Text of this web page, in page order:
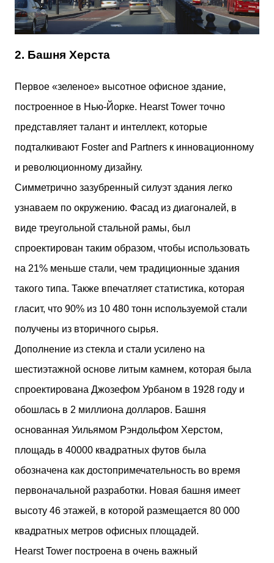
2. Башня Херста
Первое «зеленое» высотное офисное здание,
построенное в Нью-Йорке. Hearst Tower точно
представляет талант и интеллект, которые
подталкивают Foster and Partners к инновационному
и революционному дизайну.
Симметрично зазубренный силуэт здания легко
узнаваем по окружению. Фасад из диагоналей, в
виде треугольной стальной рамы, был
спроектирован таким образом, чтобы использовать
на 21% меньше стали, чем традиционные здания
такого типа. Также впечатляет статистика, которая
гласит, что 90% из 10 480 тонн используемой стали
получены из вторичного сырья.
Дополнение из стекла и стали усилено на
шестиэтажной основе литым камнем, которая была
спроектирована Джозефом Урбаном в 1928 году и
обошлась в 2 миллиона долларов. Башня
основанная Уильямом Рэндольфом Херстом,
площадь в 40000 квадратных футов была
обозначена как достопримечательность во время
первоначальной разработки. Новая башня имеет
высоту 46 этажей, в которой размещается 80 000
квадратных метров офисных площадей.
Hearst Tower построена в очень важный